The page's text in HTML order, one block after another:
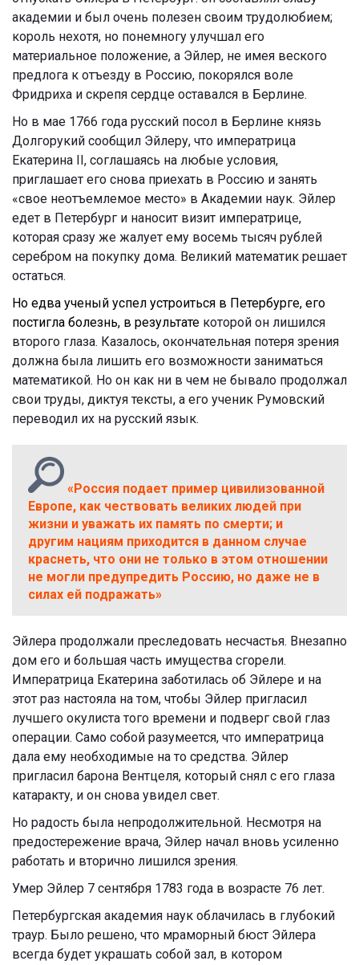
академии и был очень полезен своим трудолюбием;
король нехотя, но понемногу улучшал его
материальное положение, а Эйлер, не имея веского
предлога к отъезду в Россию, покорялся воле
Фридриха и скрепя сердце оставался в Берлине.
Но в мае 1766 года русский посол в Берлине князь
Долгорукий сообщил Эйлеру, что императрица
Екатерина II, соглашаясь на любые условия,
приглашает его снова приехать в Россию и занять
«свое неотъемлемое место» в Академии наук. Эйлер
едет в Петербург и наносит визит императрице,
которая сразу же жалует ему восемь тысяч рублей
серебром на покупку дома. Великий математик решает
остаться.
Но едва ученый успел устроиться в Петербурге, его
постигла болезнь, в результате которой он лишился
второго глаза. Казалось, окончательная потеря зрения
должна была лишить его возможности заниматься
математикой. Но он как ни в чем не бывало продолжал
свои труды, диктуя тексты, а его ученик Румовский
переводил их на русский язык.
«Россия подает пример цивилизованной
Европе, как чествовать великих людей при
жизни и уважать их память по смерти; и
другим нациям приходится в данном случае
краснеть, что они не только в этом отношении
не могли предупредить Россию, но даже не в
силах ей подражать»
Эйлера продолжали преследовать несчастья. Внезапно
дом его и большая часть имущества сгорели.
Императрица Екатерина заботилась об Эйлере и на
этот раз настояла на том, чтобы Эйлер пригласил
лучшего окулиста того времени и подверг свой глаз
операции. Само собой разумеется, что императрица
дала ему необходимые на то средства. Эйлер
пригласил барона Вентцеля, который снял с его глаза
катаракту, и он снова увидел свет.
Но радость была непродолжительной. Несмотря на
предостережение врача, Эйлер начал вновь усиленно
работать и вторично лишился зрения.
Умер Эйлер 7 сентября 1783 года в возрасте 76 лет.
Петербургская академия наук облачилась в глубокий
траур. Было решено, что мраморный бюст Эйлера
всегда будет украшать собой зал, в котором